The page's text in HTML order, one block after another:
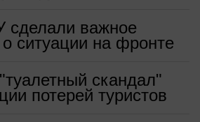
сделали важное
ситуации на фронте
скандал"
потерей туристов